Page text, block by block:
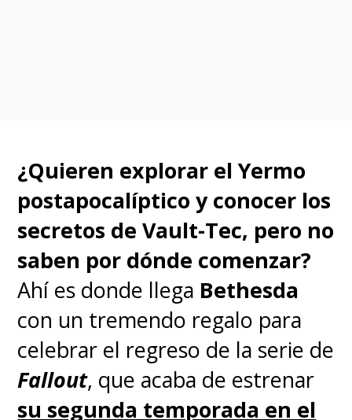
Sus canciones, parte importante
del corazón de este programa,
se convirtieron en grandes
favoritas para los chilenos y
traspasaron fronteras, sonando
fuerte en países como
Argentina, Colombia y, en
especial, México, donde sus
¿Quieren explorar el Yermo
postapocalíptico y conocer los
secretos de Vault-Tec, pero no
saben por dónde comenzar?
Ahí es donde llega Bethesda
con un tremendo regalo para
celebrar el regreso de la serie de
Fallout, que acaba de estrenar
su segunda temporada en el